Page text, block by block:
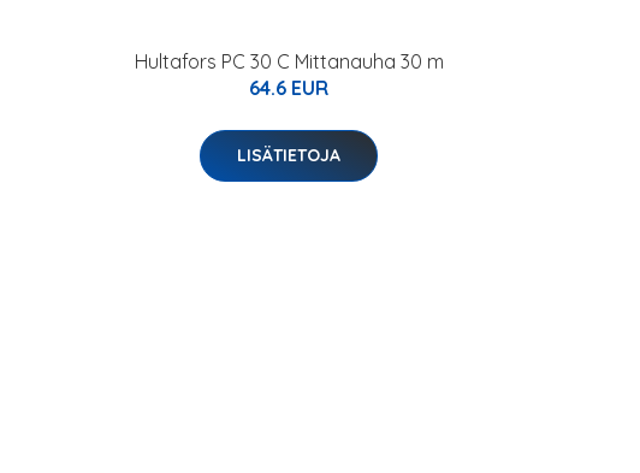
Hultafors PC 30 C Mittanauha 30 m
64.6 EUR
LISÄTIETOJA